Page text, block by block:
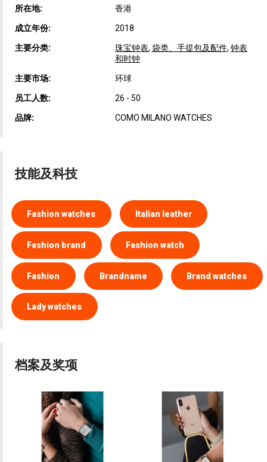
所在地: 香港
成立年份: 2018
主要分类: 珠宝钟表, 袋类、手提包及配件, 钟表
和时钟
主要市场: 环球
员工人数: 26 - 50
品牌: COMO MILANO WATCHES
技能及科技
Fashion watches Italian leather
Fashion brand Fashion watch
Fashion Brandname Brand watches
Lady watches
档案及奖项